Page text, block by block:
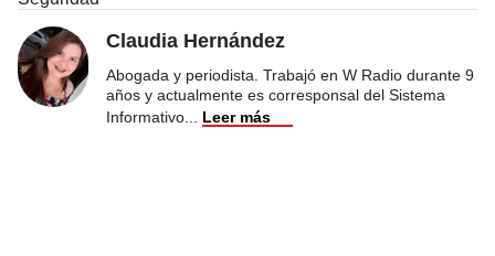
Claudia Hernández
Abogada y periodista. Trabajó en W Radio durante 9
años y actualmente es corresponsal del Sistema
Informativo
Leer más